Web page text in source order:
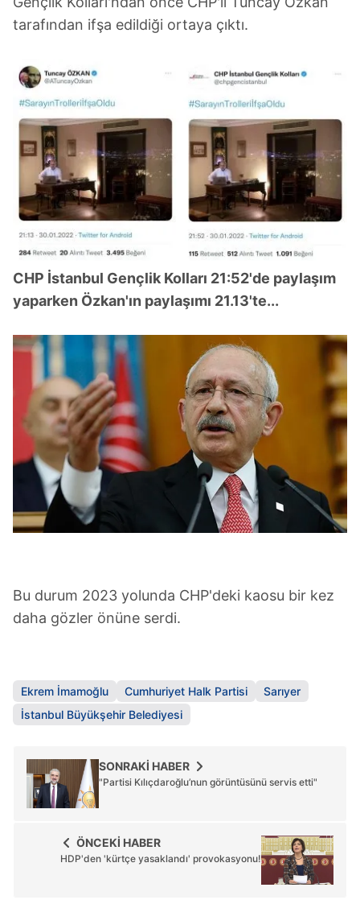
tarafından ifşa edildiği ortaya çıktı.
CHP İstanbul Gençlik Kolları 21:52'de paylaşım
yaparken Özkan'ın paylaşımı 21.13'te...
Bu durum 2023 yolunda CHP'deki kaosu bir kez
daha gözler önüne serdi.
Ekrem İmamoğlu Cumhuriyet Halk Partisi
Sarıyer
İstanbul Büyükşehir Belediyesi
SONRAKİ HABER
"Partisi Kılıçdaroğlu’nun görüntüsünü servis etti"
ÖNCEKİ HABER
HDP'den 'kürtçe yasaklandı' provokasyonu!